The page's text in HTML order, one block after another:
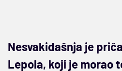
Nesvakidašnja je
Lepola, koji je morao